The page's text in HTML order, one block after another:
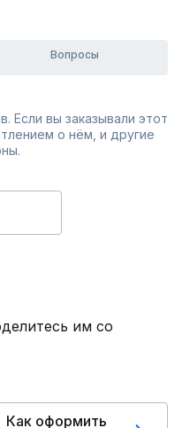
Вопросы
Если вы заказывали этот
о нём, и другие
им со
Как оформить